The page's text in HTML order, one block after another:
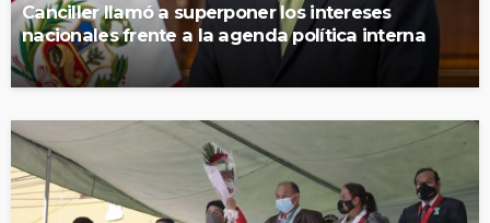
Canciller llamó a superponer los intereses
nacionales frente a la agenda política interna